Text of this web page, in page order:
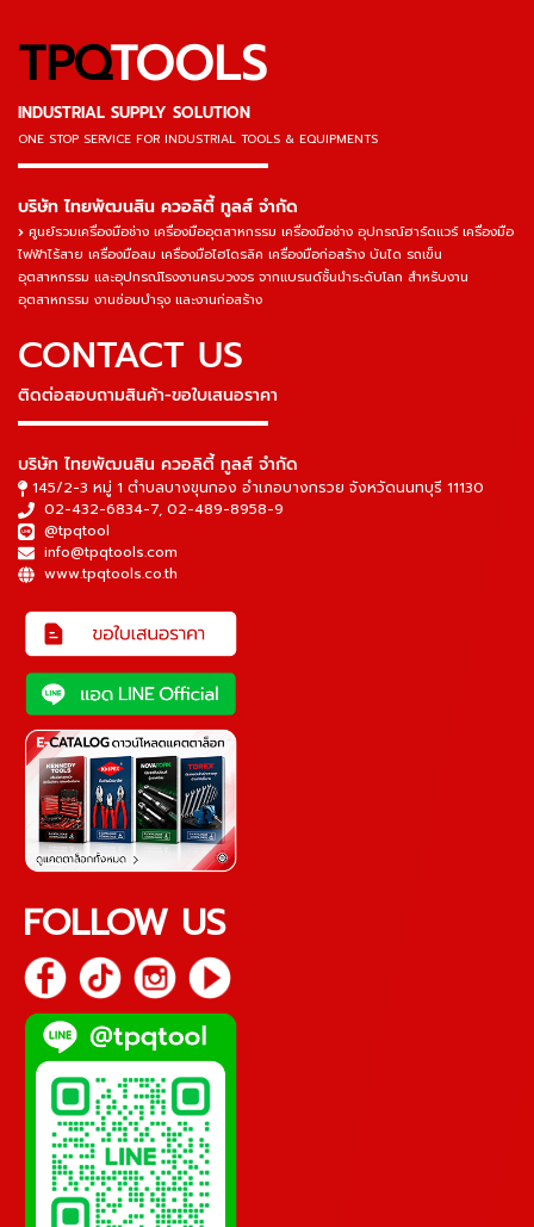
TPQTOOLS
INDUSTRIAL SUPPLY SOLUTION
ONE STOP SERVICE FOR INDUSTRIAL TOOLS & EQUIPMENTS
▬▬▬▬▬▬▬▬▬▬▬▬▬▬▬
บริษัท ไทยพัฒนสิน ควอลิตี้ ทูลส์ จำกัด
ศูนย์รวมเครื่องมือช่าง เครื่องมืออุตสาหกรรม เครื่องมือช่าง อุปกรณ์ฮาร์ดแวร์ เครื่องมือ
ไฟฟ้าไร้สาย เครื่องมือลม เครื่องมือไฮโดรลิค เครื่องมือก่อสร้าง บันได รถเข็น
อุตสาหกรรม และอุปกรณ์โรงงานครบวงจร จากแบรนด์ชั้นนำระดับโลก สำหรับงาน
อุตสาหกรรม งานซ่อมบำรุง และงานก่อสร้าง
CONTACT US
ติดต่อสอบถามสินค้า-ขอใบเสนอราคา
▬▬▬▬▬▬▬▬▬▬▬▬▬▬▬
บริษัท ไทยพัฒนสิน ควอลิตี้ ทูลส์ จำกัด
145/2-3 หมู่ 1 ตำบลบางขุนกอง อำเภอบางกรวย จังหวัดนนทบุรี 11130
02-432-6834-7, 02-489-8958-9
@tpqtool
info@tpqtools.com
www.tpqtools.co.th
FOLLOW US